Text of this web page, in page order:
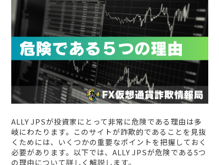
ALLY JPSが投資家にとって非常に危険である理由は多
岐にわたります。このサイトが詐欺的であることを見抜
くためには、いくつかの重要なポイントを把握しておく
必要があります。以下では、ALLY JPSが危険である5つ
の理由について詳しく解説します。